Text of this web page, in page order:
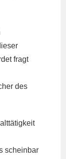
fragt
des
scheinbar